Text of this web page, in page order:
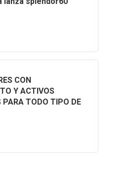
CON
Y ACTIVOS
PARA TODO TIPO DE